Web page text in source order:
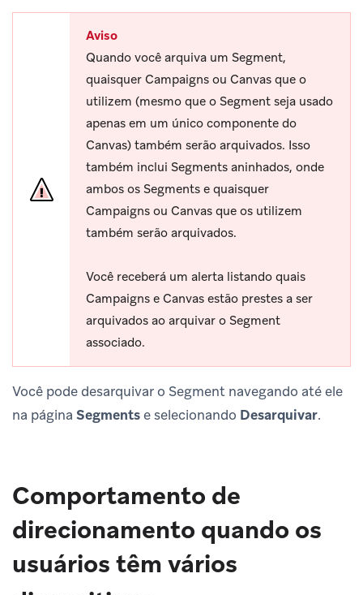
Aviso
Quando você arquiva um Segment,
quaisquer Campaigns ou Canvas que o
utilizem (mesmo que o Segment seja usado
apenas em um único componente do
Canvas) também serão arquivados. Isso
também inclui Segments aninhados, onde
ambos os Segments e quaisquer
Campaigns ou Canvas que os utilizem
também serão arquivados.
Você receberá um alerta listando quais
Campaigns e Canvas estão prestes a ser
arquivados ao arquivar o Segment
associado.
Você pode desarquivar o Segment navegando até ele
na página Segmentse selecionando Desarquivar.
Comportamento de
direcionamento quando os
usuários têm vários